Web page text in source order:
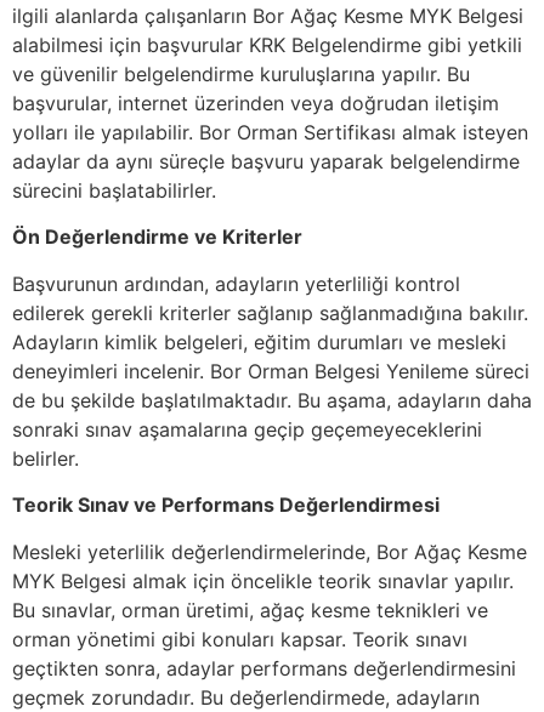
ilgili alanlarda çalışanların Bor Ağaç Kesme MYK Belgesi
alabilmesi için başvurular KRK Belgelendirme gibi yetkili
ve güvenilir belgelendirme kuruluşlarına yapılır. Bu
başvurular, internet üzerinden veya doğrudan iletişim
yolları ile yapılabilir. Bor Orman Sertifikası almak isteyen
adaylar da aynı süreçle başvuru yaparak belgelendirme
sürecini başlatabilirler.
Ön Değerlendirme ve Kriterler
Başvurunun ardından, adayların yeterliliği kontrol
edilerek gerekli kriterler sağlanıp sağlanmadığına bakılır.
Adayların kimlik belgeleri, eğitim durumları ve mesleki
deneyimleri incelenir. Bor Orman Belgesi Yenileme süreci
de bu şekilde başlatılmaktadır. Bu aşama, adayların daha
sonraki sınav aşamalarına geçip geçemeyeceklerini
belirler.
Teorik Sınav ve Performans Değerlendirmesi
Mesleki yeterlilik değerlendirmelerinde, Bor Ağaç Kesme
MYK Belgesi almak için öncelikle teorik sınavlar yapılır.
Bu sınavlar, orman üretimi, ağaç kesme teknikleri ve
orman yönetimi gibi konuları kapsar. Teorik sınavı
geçtikten sonra, adaylar performans değerlendirmesini
geçmek zorundadır. Bu değerlendirmede, adayların